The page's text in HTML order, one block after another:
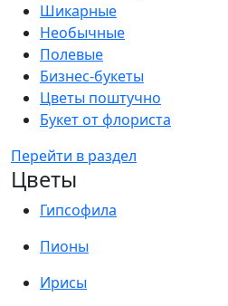
Шикарные
Необычные
Полевые
Бизнес-букеты
Цветы поштучно
Букет от флориста
Перейти в раздел
Цветы
Гипсофила
Пионы
Ирисы